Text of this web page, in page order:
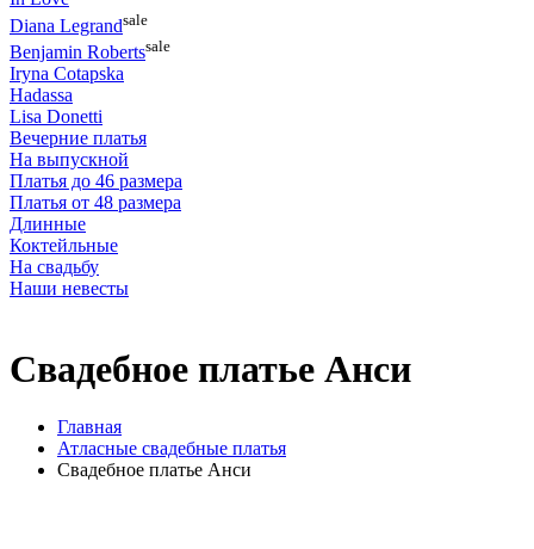
Diana Legrandsale
Benjamin Robertssale
Iryna Cotapska
Hadassa
Lisa Donetti
Вечерние платья
На выпускной
Платья до 46 размера
Платья от 48 размера
Длинные
Коктейльные
На свадьбу
Наши невесты
Свадебное платье Анси
Главная
Атласные свадебные платья
Свадебное платье Анси